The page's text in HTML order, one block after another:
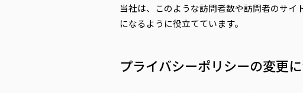
当社は、このような訪問者数や訪問者のサイ
になるように役立てています。
プライバシーポリシーの変更